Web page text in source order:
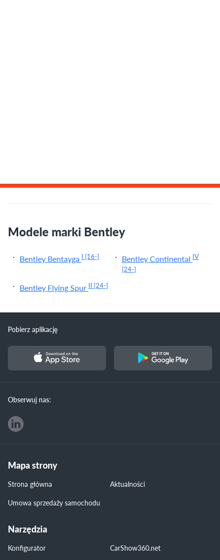
Modele marki Bentley
Bentley Bentayga I [16-] Bentley Continental IV
[24-]
Bentley Flying Spur II [24-]
Pobierz aplikację
Obserwuj nas:
Mapa strony
Strona główna
Aktualności
Umowa sprzedaży samochodu
Narzędzia
Konfigurator CarShow360.net